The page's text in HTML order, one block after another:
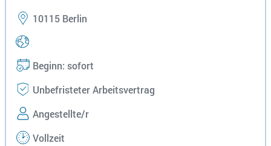
10115 Berlin
Beginn: sofort
Unbefristeter Arbeitsvertrag
Angestellte/r
Vollzeit